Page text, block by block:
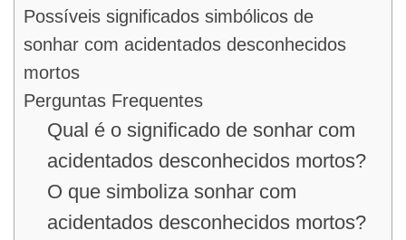
Possíveis significados simbólicos de
sonhar com acidentados desconhecidos
mortos
Perguntas Frequentes
Qual é o significado de sonhar com
acidentados desconhecidos mortos?
O que simboliza sonhar com
acidentados desconhecidos mortos?